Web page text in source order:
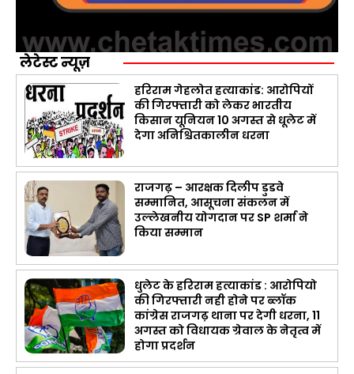
लेटेस्ट न्यूज़
हरिराम गेहलोत हत्याकांड: आरोपियों
की गिरफ्तारी को लेकर भारतीय
किसान यूनियन 10 अगस्त से धूलेट में
देगा अनिश्चितकालीन धरना
राजगढ़ – आरक्षक दिलीप डुडवे
सम्मानित, आसूचना संकलन में
उल्लेखनीय योगदान पर SP शर्मा ने
किया सम्मान
धुलेट के हरिराम हत्याकांड : आरोपियो
की गिरफ्तारी नही होने पर ब्लॉक
कांग्रेस राजगढ़ थाना पर देगी धरना, 11
अगस्त को विधायक ग्रेवाल के नेतृत्व में
होगा प्रदर्शन